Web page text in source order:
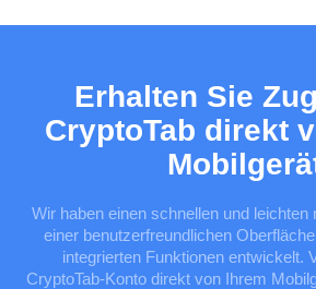
Erhalten Sie
CryptoTab direkt
Wir haben einen schnellen und
einer benutzerfreundlichen
integrierten Funktionen entwickelt.
CryptoTab-Konto direkt von Ihrem